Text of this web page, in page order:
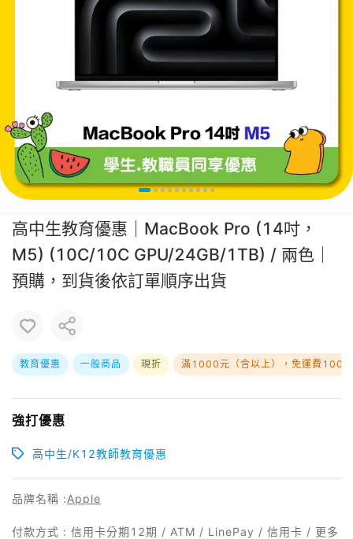
高中生教育優惠｜MacBook Pro (14吋，
M5) (10C/10C GPU/24GB/1TB) / 兩色｜
預購，到貨後依訂單順序出貨
教育優惠 一般商品 現折 滿1000元（含以上），免運費100元
強打優惠
高中生/K12教師教育優惠
品牌名稱 :Apple
付款方式 : 信用卡分期12期 / ATM / LinePay / 信用卡 / 更多